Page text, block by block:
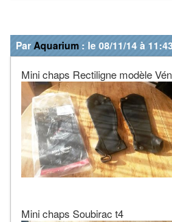
ParAquarium : le 08/11/14 à
Mini chaps Rectiligne modèle
Mini chaps Soubirac t4